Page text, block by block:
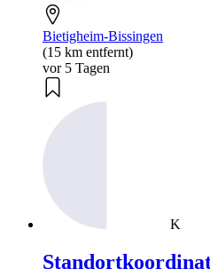
Bietigheim-Bissingen
(15 km entfernt)
vor 5 Tagen
K